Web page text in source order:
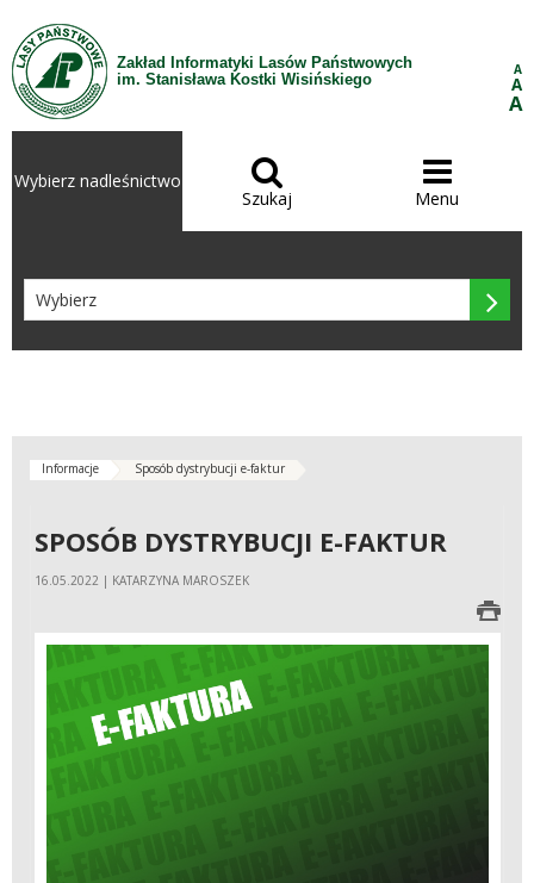
Przejdź do treści
Zakład Informatyki Lasów Państwowych
im. Stanisława Kostki Wisińskiego
A
A
A
Wybierz nadleśnictwo 
Szukaj

Menu

Informacje Sposób dystrybucji e-faktur
SPOSÓB DYSTRYBUCJI E-FAKTUR
16.05.2022 | KATARZYNA MAROSZEK